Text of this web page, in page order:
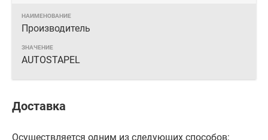
Производитель
AUTOSTAPEL
Доставка
Осуществляется одним из следующих способов: